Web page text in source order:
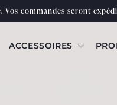
Vos commandes seront
ACCESSOIRES